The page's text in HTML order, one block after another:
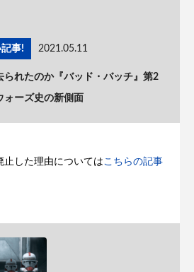
事! 2021.05.11
られたのか『バッド・バッチ』第2
ォーズ史の新側面
止した理由については こちらの記事